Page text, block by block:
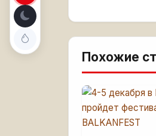
Похожие